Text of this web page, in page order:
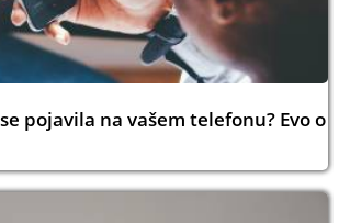
pojavila na vašem telefonu? Evo o